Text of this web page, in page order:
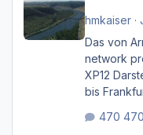
hmkaiser·
Das von
network
XP12
bis
zugemauert sind.